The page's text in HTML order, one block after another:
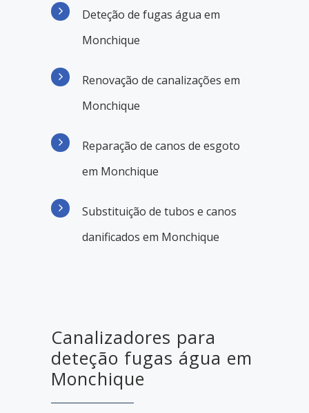
Deteção de fugas água em
Monchique
Renovação de canalizações em
Monchique
Reparação de canos de esgoto
em Monchique
Substituição de tubos e canos
danificados em Monchique
Canalizadores para
deteção fugas água em
Monchique